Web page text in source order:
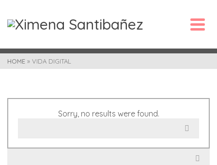
HOME » VIDA DIGITAL
Sorry, no results were found.